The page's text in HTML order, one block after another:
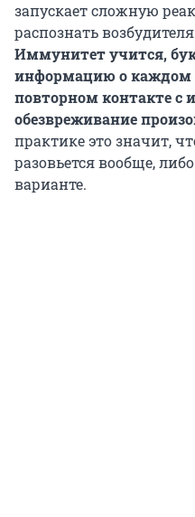
запускает сложную
распознать
Иммунитет учится,
информацию о каждом
повторном контакте с
обезвреживание
практике это значит,
разовьется вообще,
варианте.